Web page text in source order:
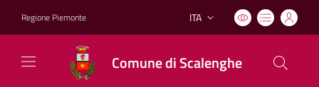
Regione Piemonte Lingua attiva:
ITA
Comune di Scalenghe